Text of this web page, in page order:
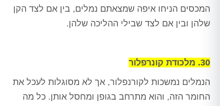
המכסים הניחו איפה שמצאתם נמלים, בין אם לצד הקן
שלהן ובין אם לצד שבילי ההליכה שלהן.
30. מלכודת קונרפלור
הנמלים נמשכות לקורנפלור, אך לא מסוגלות לעכל את
החומר הזה, והוא מתרחב בגופן ומחסל אותן. כל מה